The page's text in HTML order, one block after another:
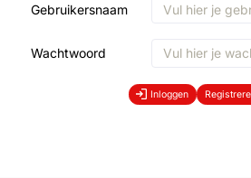
Gebruikersnaam
Wachtwoord
Inloggen